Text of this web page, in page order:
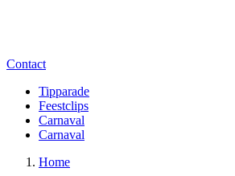
Contact
Tipparade
Feestclips
Carnaval
Carnaval
Home